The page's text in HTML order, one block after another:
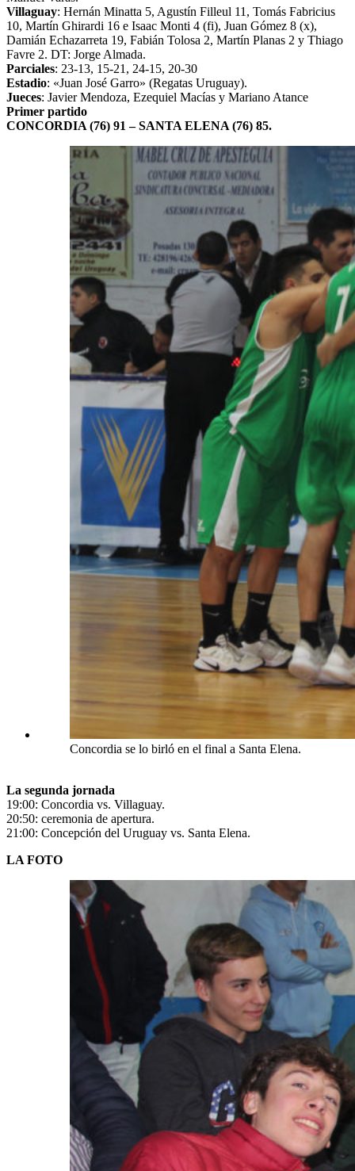
Villaguay: Hernán Minatta 5, Agustín Filleul 11, Tomás Fabricius
10, Martín Ghirardi 16 e Isaac Monti 4 (fi), Juan Gómez 8 (x),
Damián Echazarreta 19, Fabián Tolosa 2, Martín Planas 2 y Thiago
Favre 2. DT: Jorge Almada.
Parciales: 23-13, 15-21, 24-15, 20-30
Estadio: «Juan José Garro» (Regatas Uruguay).
Jueces: Javier Mendoza, Ezequiel Macías y Mariano Atance
Primer partido
CONCORDIA (76) 91 – SANTA ELENA (76) 85.
Concordia se lo birló en el final a Santa Elena.
La segunda jornada
19:00: Concordia vs. Villaguay.
20:50: ceremonia de apertura.
21:00: Concepción del Uruguay vs. Santa Elena.
LA FOTO